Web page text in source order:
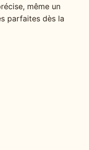
même un
parfaites dès la